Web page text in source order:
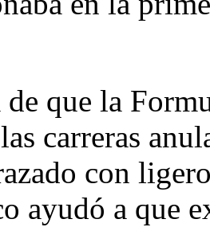
de que la
carreras
con
ayudó a que